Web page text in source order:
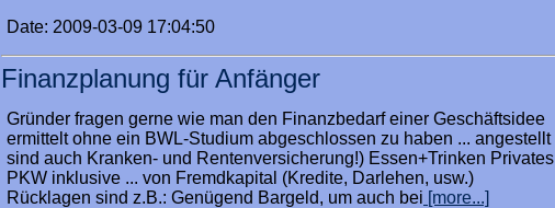
Date: 2009-03-09 17:04:50
Finanzplanung für Anfänger
Gründer fragen gerne wie man den Finanzbedarf einer Geschäftsidee
ermittelt ohne ein BWL-Studium abgeschlossen zu haben ... angestellt
sind auch Kranken- und Rentenversicherung!) Essen+Trinken Privates
PKW inklusive ... von Fremdkapital (Kredite, Darlehen, usw.)
Rücklagen sind z.B.: Genügend Bargeld, um auch bei [more...]